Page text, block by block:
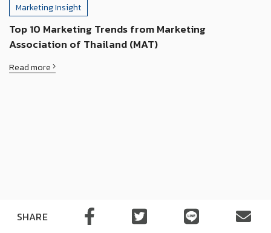
SHARE
Marketing Insight
Top 10 Marketing Trends from Marketing
Association of Thailand (MAT)
Read more